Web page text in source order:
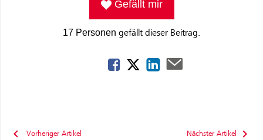
Gefällt mir
17 Personen gefällt dieser Beitrag.
Vorheriger Artikel Nächster Artikel